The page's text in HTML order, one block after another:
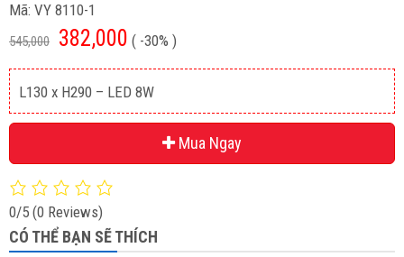
Mã: VY 8110-1
545,000 382,000 ( -30% )
L130 x H290 – LED 8W
Mua Ngay
0/5 (0 Reviews)
CÓ THỂ BẠN SẼ THÍCH